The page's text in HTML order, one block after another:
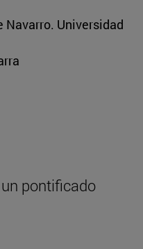
Navarro. Universidad
pontificado